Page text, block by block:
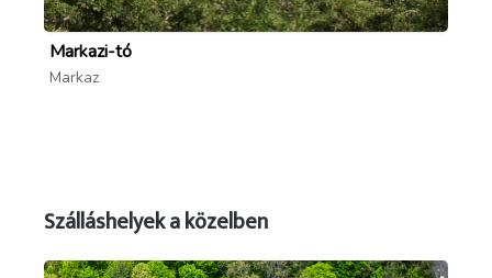
Markazi-tó
Markaz
Szálláshelyek a közelben